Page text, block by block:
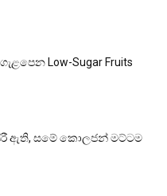
Low-Sugar Fruits
ඇති, සමේ කොලජන් මට්ටම